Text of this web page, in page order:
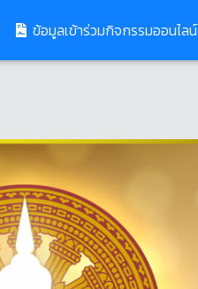
ข้อมูลเข้าร่วมกิจกรรมออนไลน์